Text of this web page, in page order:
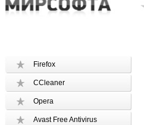
Firefox
CCleaner
Opera
Avast Free Antivirus